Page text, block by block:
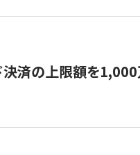
決済の上限額を